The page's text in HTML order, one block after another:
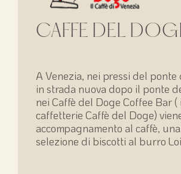
CAFFE DEL
A Venezia, nei pressi del ponte
in strada nuova dopo il ponte
nei Caffè del Doge Coffee Bar
caffetterie Caffè del Doge)
accompagnamento al caffè,
selezione di biscotti al burro